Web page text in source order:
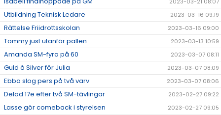
Utbildning Teknisk Ledare 2023-03-16 09:19
Rättelse Friidrottsskolan 2023-03-16 09:00
Tommy just utanför pallen 2023-03-13 10:59
Amanda SM-fyra på 60 2023-03-07 08:11
Guld å Silver för Julia 2023-03-07 08:09
Ebba slog pers på två varv 2023-03-07 08:06
Delad 17e efter två SM-tävlingar 2023-02-27 09:22
Lasse gör comeback i styrelsen 2023-02-27 09:05